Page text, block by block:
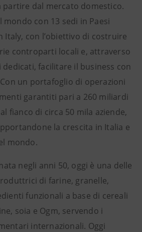
partire dal mercato domestico.
mondo con 13 sedi in Paesi
Italy, con l’obiettivo di costruire
controparti locali e, attraverso
facilitare il business con
un portafoglio di operazioni
garantiti pari a 260 miliardi
fianco di circa 50 mila aziende,
la crescita in Italia e
mondo.
negli anni 50, oggi è una delle
di farine, granelle,
funzionali a base di cereali
soia e Ogm, servendo i
internazionali. Oggi